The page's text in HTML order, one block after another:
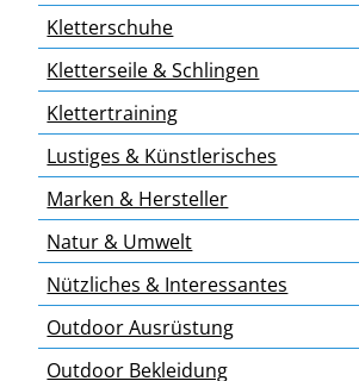
Kletterschuhe
Kletterseile & Schlingen
Klettertraining
Lustiges & Künstlerisches
Marken & Hersteller
Natur & Umwelt
Nützliches & Interessantes
Outdoor Ausrüstung
Outdoor Bekleidung